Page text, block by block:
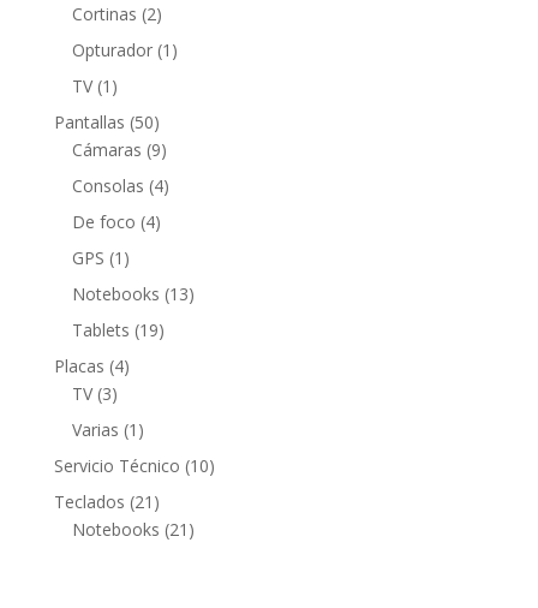
productos
Cortinas 22
productos
Opturador 1 1
TV 1 1
producto
Pantallas 5050
productos
Cámaras 99
productos
Consolas 44
De foco 44
GPS 1 1
producto
Notebooks 1313
Tablets 1919
Placas 44
TV 33
productos
Varias 1 1
producto
Servicio Técnico 1010
Teclados 21 21
productos
Notebooks 21 21